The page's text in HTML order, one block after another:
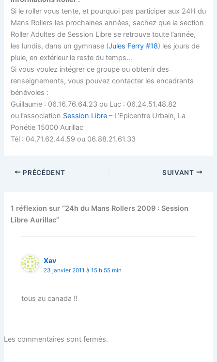
Si le roller vous tente, et pourquoi pas participer aux 24H du
Mans Rollers les prochaines années, sachez que la section
Roller Adultes de Session Libre se retrouve toute l’année,
les lundis, dans un gymnase (Jules Ferry #18) les jours de
pluie, en extérieur le reste du temps…
Si vous voulez intégrer ce groupe ou obtenir des
renseignements, vous pouvez contacter les encadrants
bénévoles :
Guillaume : 06.16.76.64.23 ou Luc : 06.24.51.48.82
ou l’association Session Libre – L’Epicentre Urbain, La
Ponétie 15000 Aurillac
Tél : 04.71.62.44.59 ou 06.88.21.61.33
PRÉCÉDENT SUIVANT
1 réflexion sur “24h du Mans Rollers 2009 : Session
Libre Aurillac”
Xav
23 janvier 2011 à 15 h 55 min
tous au canada !!
Les commentaires sont fermés.